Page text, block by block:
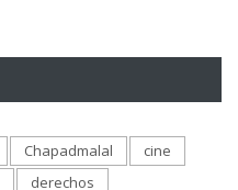
Chapadmalal
cine
derechos